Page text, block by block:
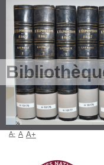
A- A A+